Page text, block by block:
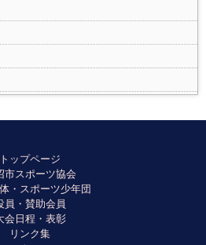
トップページ
市スポーツ協会
・スポーツ少年団
員・賛助会員
会日程・表彰
リンク集